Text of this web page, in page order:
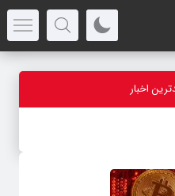
اخبار